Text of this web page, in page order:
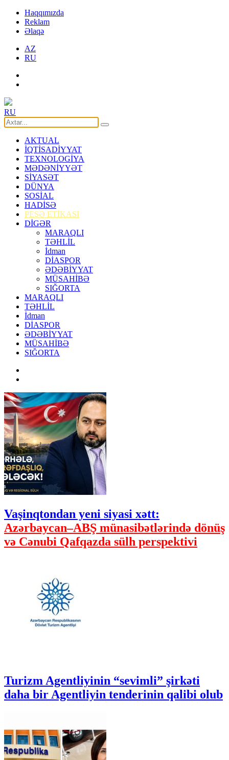
Haqqımızda
Reklam
Əlaqə
AZ
RU
RU
AKTUAL
İQTİSADİYYAT
TEXNOLOGİYA
MƏDƏNİYYƏT
SİYASƏT
DÜNYA
SOSİAL
HADİSƏ
PEŞƏ ETİKASI
DİGƏR
MARAQLI
TƏHLİL
İdman
DİASPOR
ƏDƏBİYYAT
MÜSAHİBƏ
SIĞORTA
MARAQLI
TƏHLİL
İdman
DİASPOR
ƏDƏBİYYAT
MÜSAHİBƏ
SIĞORTA
Vaşinqtondan yeni siyasi xətt:
Azərbaycan–ABŞ münasibətlərində dönüş
və Cənubi Qafqazda sülh perspektivi
Turizm Agentliyinin “sevimli” şirkəti
daha bir Agentliyin tenderinin qalibi olub